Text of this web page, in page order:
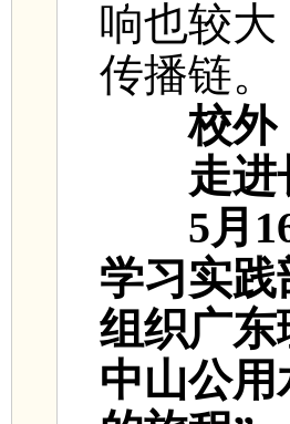
响也较
传播链。
校外
走进
5月
学习实
组织广东
中山公